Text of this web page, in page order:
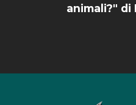
animali?" di